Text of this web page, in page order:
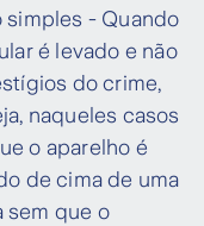
simples - Quando
é levado e não
do crime,
naqueles casos
o aparelho é
de cima de uma
sem que o